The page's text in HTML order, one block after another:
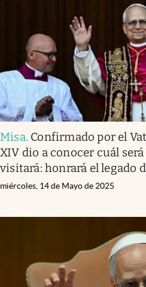
Misa. Confirmado por el
XIV dio a conocer cuál
visitará: honrará el legado
miércoles, 14 de Mayo de 2025